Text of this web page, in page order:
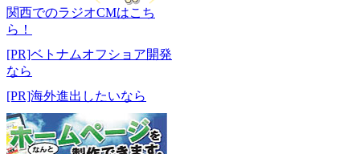
関西でのラジオCMはこち
ら！
[PR]ベトナムオフショア開発
なら
[PR]海外進出したいなら